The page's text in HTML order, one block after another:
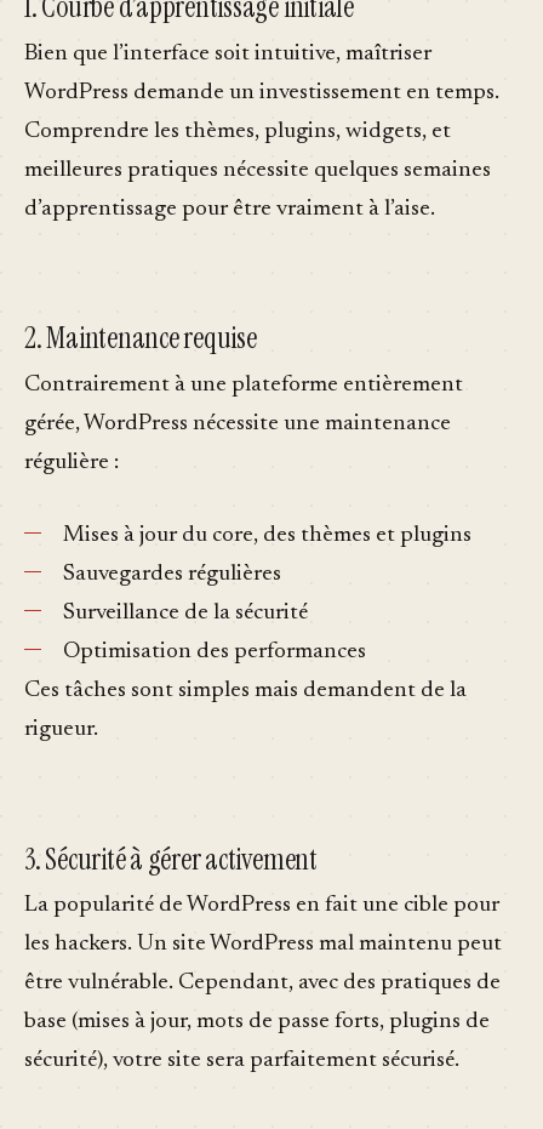
Bien que l’interface soit intuitive, maîtriser
WordPress demande un investissement en temps.
Comprendre les thèmes, plugins, widgets, et
meilleures pratiques nécessite quelques semaines
d’apprentissage pour être vraiment à l’aise.
2. Maintenance requise
Contrairement à une plateforme entièrement
gérée, WordPress nécessite une maintenance
régulière :
Mises à jour du core, des thèmes et plugins
Sauvegardes régulières
Surveillance de la sécurité
Optimisation des performances
Ces tâches sont simples mais demandent de la
rigueur.
3. Sécurité à gérer activement
La popularité de WordPress en fait une cible pour
les hackers. Un site WordPress mal maintenu peut
être vulnérable. Cependant, avec des pratiques de
base (mises à jour, mots de passe forts, plugins de
sécurité), votre site sera parfaitement sécurisé.